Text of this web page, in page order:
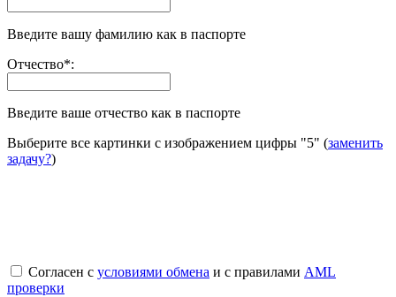
Введите вашу фамилию как в паспорте
Отчество*:
Введите ваше отчество как в паспорте
Выберите все картинки с изображением цифры "5" (заменить
задачу?)
Согласен с условиями обмена и с правилами AML
проверки